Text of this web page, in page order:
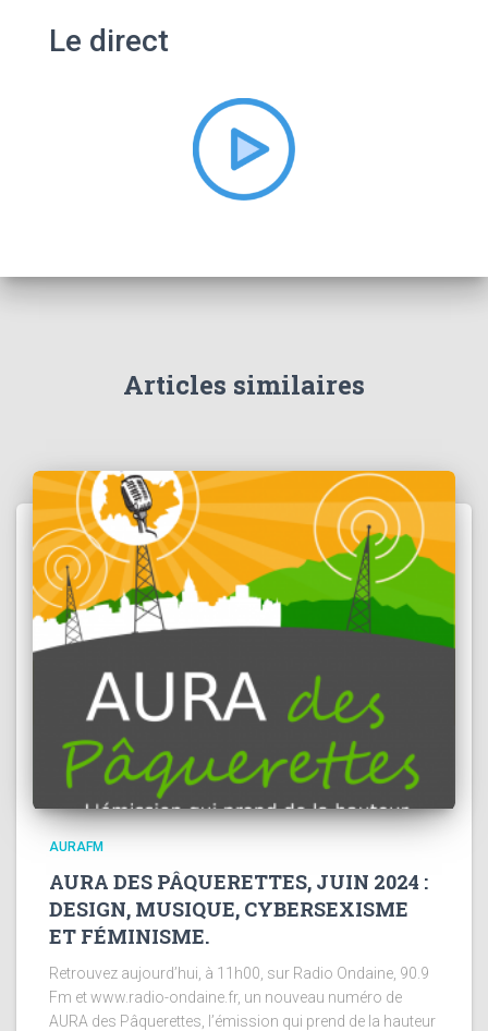
Le direct
Articles similaires
AURAFM
AURA DES PÂQUERETTES, JUIN 2024 :
DESIGN, MUSIQUE, CYBERSEXISME
ET FÉMINISME.
Retrouvez aujourd’hui, à 11h00, sur Radio Ondaine, 90.9
Fm et www.radio-ondaine.fr, un nouveau numéro de
AURA des Pâquerettes, l’émission qui prend de la hauteur